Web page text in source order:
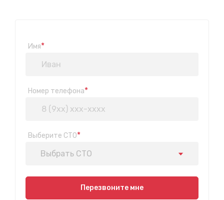
Имя*
Номер телефона*
Выберите СТО*
Выбрать СТО
Показать на карте
Перезвоните мне